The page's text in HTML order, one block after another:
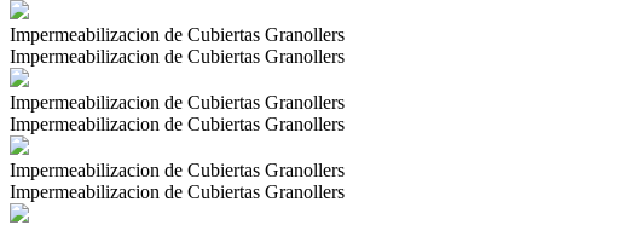
Impermeabilizacion de Cubiertas Granollers
Impermeabilizacion de Cubiertas Granollers
Impermeabilizacion de Cubiertas Granollers
Impermeabilizacion de Cubiertas Granollers
Impermeabilizacion de Cubiertas Granollers
Impermeabilizacion de Cubiertas Granollers